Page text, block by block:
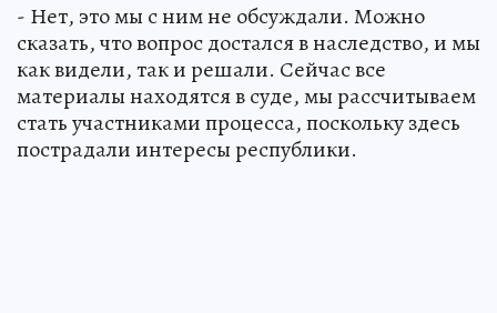
- Нет, это мы с ним не обсуждали. Можно
сказать, что вопрос достался в наследство, и мы
как видели, так и решали. Сейчас все
материалы находятся в суде, мы рассчитываем
стать участниками процесса, поскольку здесь
пострадали интересы республики.